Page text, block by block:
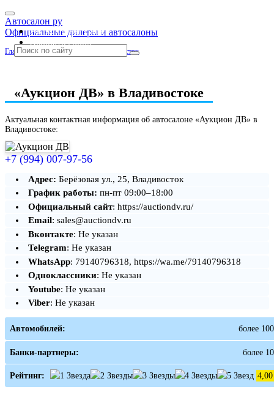
Автосалон ру
Официальные дилеры и автосалоны
Автосалоны Lada
Выбрать город
Главная » Приморский край Владивосток
«Аукцион ДВ» в Владивостоке
Актуальная контактная информация об автосалоне «Аукцион ДВ» в
Владивостоке:
+7 (994) 007-97-56
Адрес: Берёзовая ул., 25, Владивосток
График работы: пн-пт 09:00–18:00
Официальный сайт: https://auctiondv.ru/
Email: sales@auctiondv.ru
Вконтакте: Не указан
Telegram: Не указан
WhatsApp: 79140796318, https://wa.me/79140796318
Одноклассники: Не указан
Youtube: Не указан
Viber: Не указан
Автомобилей: более 100
Банки-партнеры: более 10
Рейтинг: 4,00